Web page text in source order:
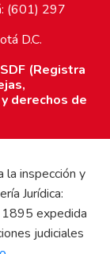
(601) 297
D.C.
(Registra
derechos de
la inspección y
Jurídica:
expedida
judiciales